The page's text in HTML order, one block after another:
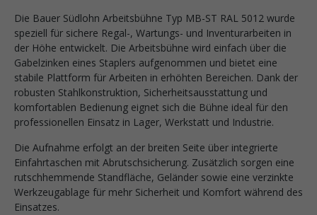
Die Bauer Südlohn Arbeitsbühne Typ MB-ST RAL 5012 wurde
speziell für sichere Regal-, Wartungs- und Inventurarbeiten in
der Höhe entwickelt. Die Arbeitsbühne wird einfach über die
Gabelzinken eines Staplers aufgenommen und bietet eine
stabile Plattform für Arbeiten in erhöhten Bereichen. Dank der
robusten Stahlkonstruktion, Sicherheitsausstattung und
komfortablen Bedienung eignet sich die Bühne ideal für den
professionellen Einsatz in Lager, Werkstatt und Industrie.
Die Aufnahme erfolgt an der breiten Seite über integrierte
Einfahrtaschen mit Abrutschsicherung. Zusätzlich sorgen eine
rutschhemmende Standfläche, Geländer sowie eine verzinkte
Werkzeugablage für mehr Sicherheit und Komfort während des
Einsatzes.